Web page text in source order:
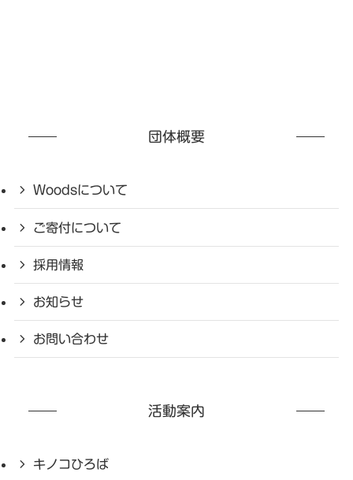
団体概要
Woodsについて
ご寄付について
採用情報
お知らせ
お問い合わせ
活動案内
キノコひろば